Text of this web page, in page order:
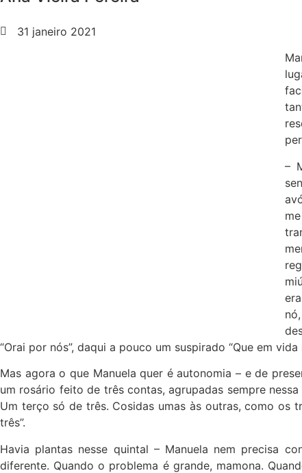
31 janeiro 2021
–
“Orai por nós”, daqui a pouco um suspirado “Que em
Mas agora o que Manuela quer é autonomia – e de
um rosário feito de três contas, agrupadas sempre
Um terço só de três. Cosidas umas às outras, como os
três”.
Havia plantas nesse quintal – Manuela nem precisa
diferente. Quando o problema é grande, mamona.